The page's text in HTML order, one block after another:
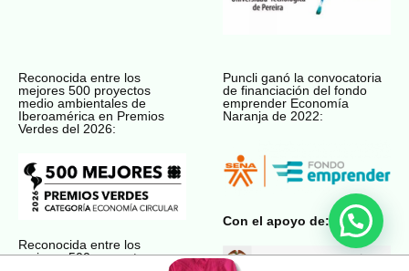
Reconocida entre los
mejores 500 proyectos
medio ambientales de
Iberoamérica en Premios
Verdes del 2026:
Reconocida entre los
mejores 500 proyectos
Puncli ganó la convocatoria
de financiación del fondo
emprender Economía
Naranja de 2022:
Con el apoyo de: